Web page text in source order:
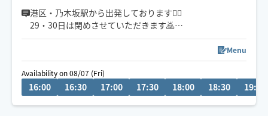
港区・乃木坂駅から出発しております🚶‍♂️
29・30日は閉めさせていただきます🙇
梅雨明けをしたはずですが、まだまだ天候が崩れやすい
ですね💦
そんな時は是非！出張整体をご利用ください✨
Menu
Availability on 08/07 (Fri)
16:00 16:30 17:00 17:30 18:00 18:30 19:00